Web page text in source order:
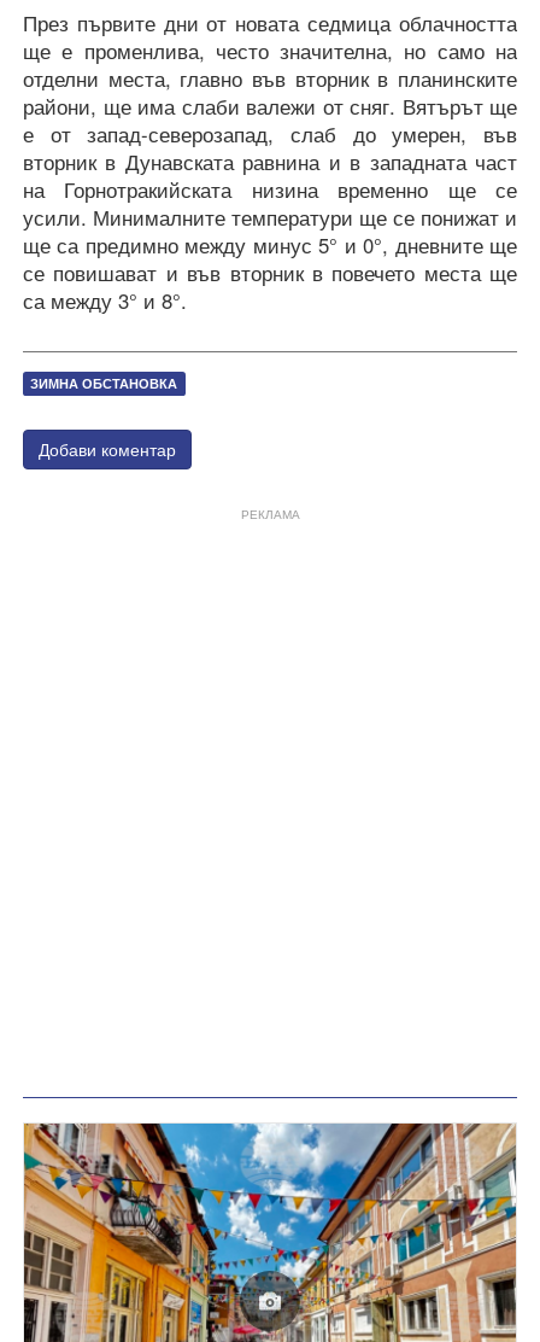
През първите дни от новата седмица облачността
ще е променлива, често значителна, но само на
отделни места, главно във вторник в планинските
райони, ще има слаби валежи от сняг. Вятърът ще
е от запад-северозапад, слаб до умерен, във
вторник в Дунавската равнина и в западната част
на Горнотракийската низина временно ще се
усили. Минималните температури ще се понижат и
ще са предимно между минус 5° и 0°, дневните ще
се повишават и във вторник в повечето места ще
са между 3° и 8°.
ЗИМНА ОБСТАНОВКА
Добави коментар
РЕКЛАМА